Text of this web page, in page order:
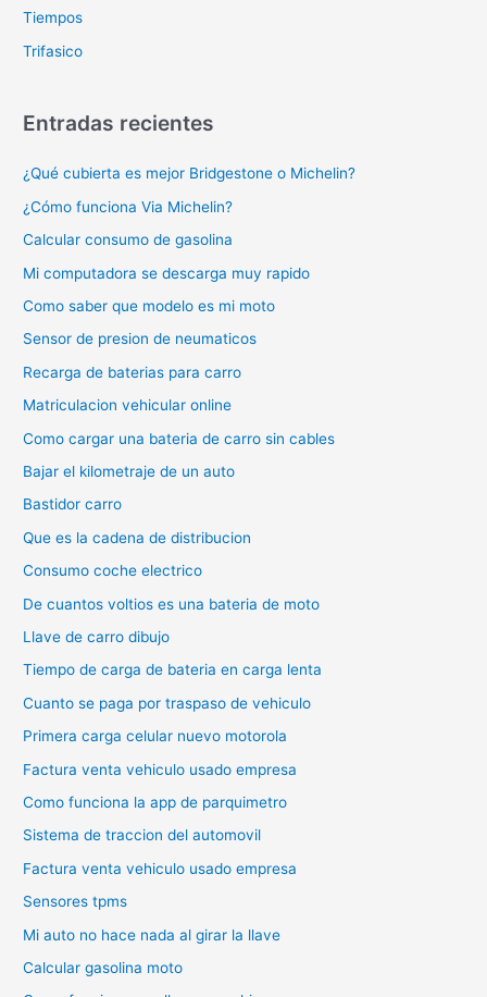
Tiempos
Trifasico
Entradas recientes
¿Qué cubierta es mejor Bridgestone o Michelin?
¿Cómo funciona Via Michelin?
Calcular consumo de gasolina
Mi computadora se descarga muy rapido
Como saber que modelo es mi moto
Sensor de presion de neumaticos
Recarga de baterias para carro
Matriculacion vehicular online
Como cargar una bateria de carro sin cables
Bajar el kilometraje de un auto
Bastidor carro
Que es la cadena de distribucion
Consumo coche electrico
De cuantos voltios es una bateria de moto
Llave de carro dibujo
Tiempo de carga de bateria en carga lenta
Cuanto se paga por traspaso de vehiculo
Primera carga celular nuevo motorola
Factura venta vehiculo usado empresa
Como funciona la app de parquimetro
Sistema de traccion del automovil
Factura venta vehiculo usado empresa
Sensores tpms
Mi auto no hace nada al girar la llave
Calcular gasolina moto